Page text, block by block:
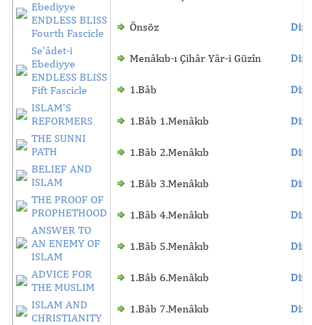
Ebediyye
ENDLESS BLISS
Fourth Fascicle
Se'âdet-i
Ebediyye
ENDLESS BLISS
Fift Fascicle
ISLAM'S
REFORMERS
THE SUNNI
PATH
BELIEF AND
ISLAM
THE PROOF OF
PROPHETHOOD
ANSWER TO
AN ENEMY OF
ISLAM
ADVICE FOR
THE MUSLIM
ISLAM AND
CHRISTIANITY
Önsöz
Menâkıb-ı Çihâr Yâr-i Güzîn
1.Bâb
1.Bâb 1.Menâkıb
1.Bâb 2.Menâkıb
1.Bâb 3.Menâkıb
1.Bâb 4.Menâkıb
1.Bâb 5.Menâkıb
1.Bâb 6.Menâkıb
1.Bâb 7.Menâkıb